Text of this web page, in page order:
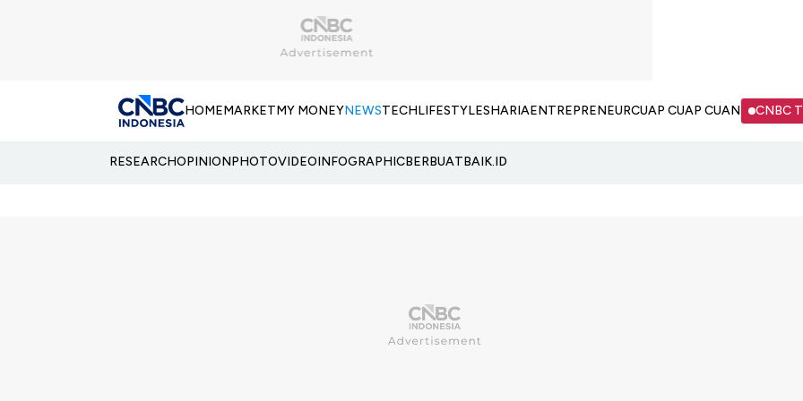
HOMEMARKETMY MONEYNEWSTECHLIFESTYLESHARIAENTREPRENEURCUAP CUAP CUAN CNBC
RESEARCHOPINIONPHOTOVIDEOINFOGRAPHICBERBUATBAIK.ID